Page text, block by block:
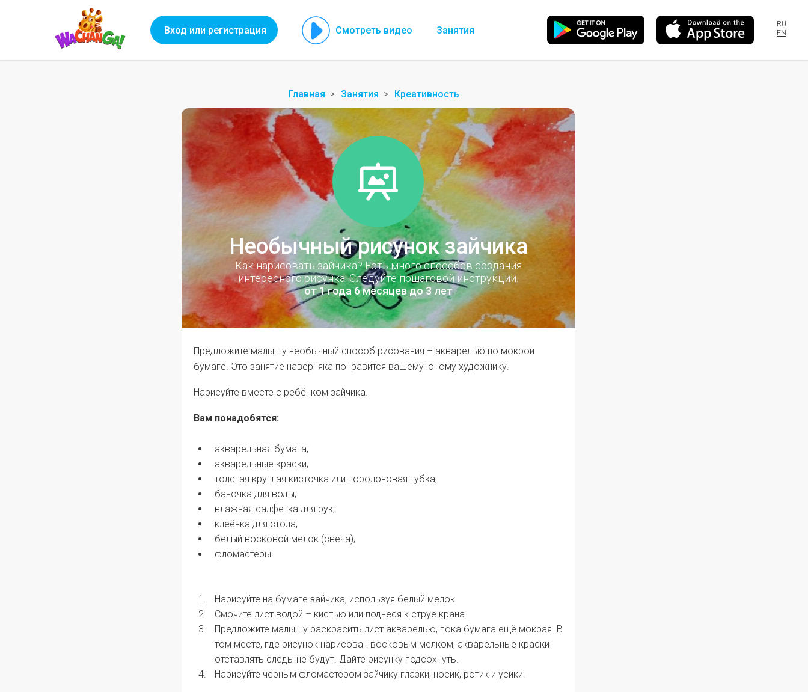
Вход или регистрация Смотреть видео Занятия
RU
EN
Главная Занятия Креативность
Необычный рисунок зайчика
Как нарисовать зайчика? Есть много способов создания
интересного рисунка. Следуйте пошаговой инструкции.
от 1 года 6 месяцев до 3 лет
Предложите малышу необычный способ рисования – акварелью по мокрой
бумаге. Это занятие наверняка понравится вашему юному художнику.
Нарисуйте вместе с ребёнком зайчика.
Вам понадобятся:
акварельная бумага;
акварельные краски;
толстая круглая кисточка или поролоновая губка;
баночка для воды;
влажная салфетка для рук;
клеёнка для стола;
белый восковой мелок (свеча);
фломастеры.
Нарисуйте на бумаге зайчика, используя белый мелок.
Смочите лист водой – кистью или поднеся к струе крана.
Предложите малышу раскрасить лист акварелью, пока бумага ещё мокрая. В
том месте, где рисунок нарисован восковым мелком, акварельные краски
отставлять следы не будут. Дайте рисунку подсохнуть.
Нарисуйте черным фломастером зайчику глазки, носик, ротик и усики.